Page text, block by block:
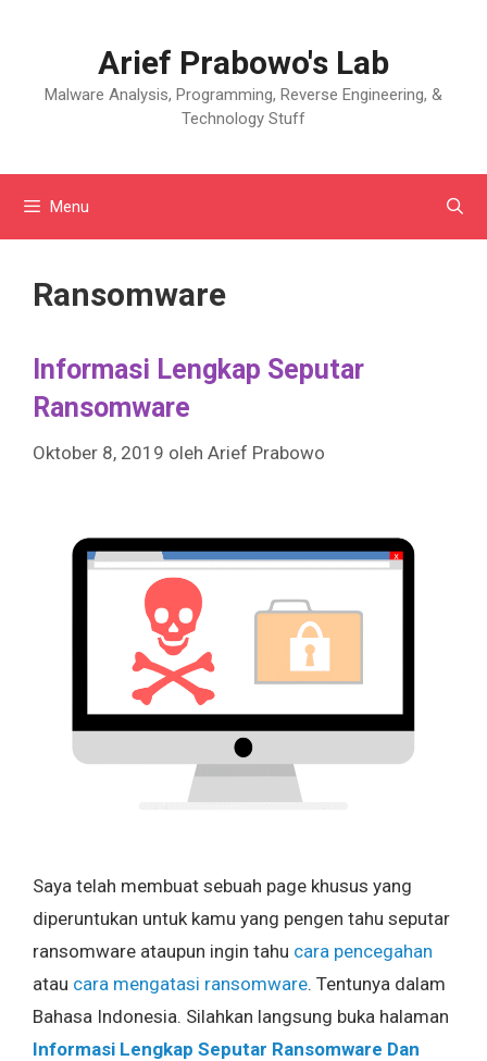
Arief Prabowo's Lab
Malware Analysis, Programming, Reverse Engineering, &
Technology Stuff
Menu
Ransomware
Informasi Lengkap Seputar
Ransomware
Oktober 8, 2019 oleh Arief Prabowo
Saya telah membuat sebuah page khusus yang
diperuntukan untuk kamu yang pengen tahu seputar
ransomware ataupun ingin tahu cara pencegahan
atau cara mengatasi ransomware. Tentunya dalam
Bahasa Indonesia. Silahkan langsung buka halaman
Informasi Lengkap Seputar Ransomware Dan